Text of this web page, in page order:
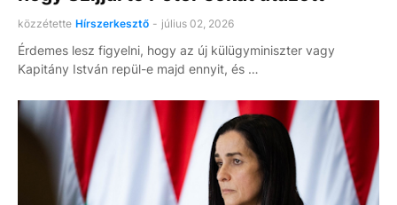
közzétette Hírszerkesztő - július 02, 2026
Érdemes lesz figyelni, hogy az új külügyminiszter vagy
Kapitány István repül-e majd ennyit, és …